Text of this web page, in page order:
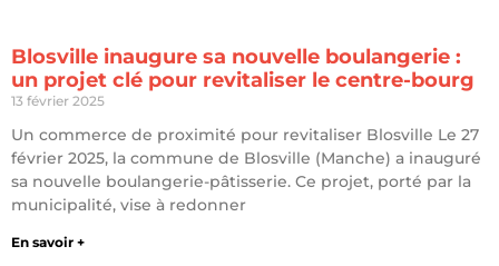
Blosville inaugure sa nouvelle boulangerie :
un projet clé pour revitaliser le centre-bourg
13 février 2025
Un commerce de proximité pour revitaliser Blosville Le 27
février 2025, la commune de Blosville (Manche) a inauguré
sa nouvelle boulangerie-pâtisserie. Ce projet, porté par la
municipalité, vise à redonner
En savoir +